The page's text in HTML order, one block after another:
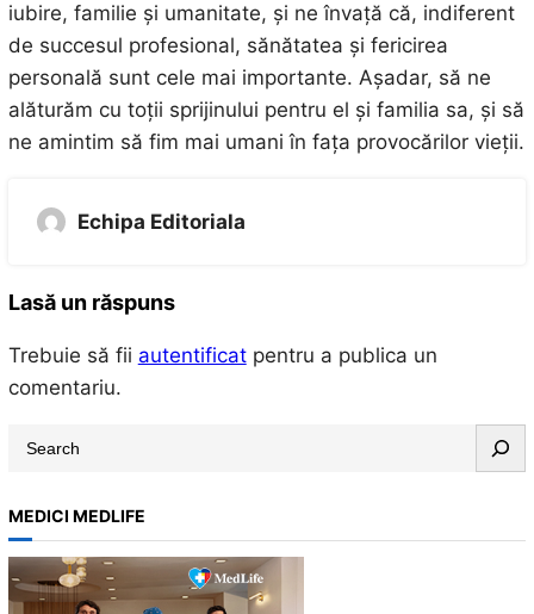
iubire, familie și umanitate, și ne învață că, indiferent
de succesul profesional, sănătatea și fericirea
personală sunt cele mai importante. Așadar, să ne
alăturăm cu toții sprijinului pentru el și familia sa, și să
ne amintim să fim mai umani în fața provocărilor vieții.
Echipa Editoriala
Lasă un răspuns
Trebuie să fii autentificatpentru a publica un
comentariu.
a
r
c
h
MEDICI MEDLIFE